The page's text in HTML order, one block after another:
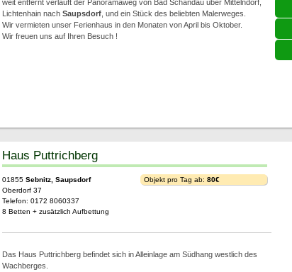
weit entfernt verläuft der Panoramaweg von Bad Schandau über Mittelndorf,
Lichtenhain nach Saupsdorf, und ein Stück des beliebten Malerweges.
Wir vermieten unser Ferienhaus in den Monaten von April bis Oktober.
Wir freuen uns auf Ihren Besuch !
Haus Puttrichberg
01855 Sebnitz, Saupsdorf
Oberdorf 37
Telefon: 0172 8060337
8 Betten + zusätzlich Aufbettung
Objekt pro Tag ab: 80€
Das Haus Puttrichberg befindet sich in Alleinlage am Südhang westlich des
Wachberges.